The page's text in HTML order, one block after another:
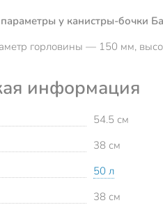
у канистры-бочки
горловины — 150 мм,
информация
54.5 см
38 см
50 л
38 см